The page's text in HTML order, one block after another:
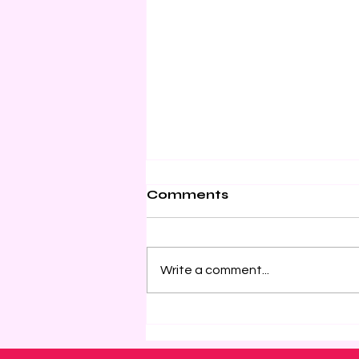
Comments
Write a comment...